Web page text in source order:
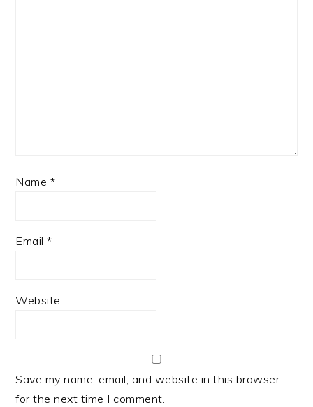
Name *
Email*
Website
Save my name, email, and website in this browser
for the next time I comment.